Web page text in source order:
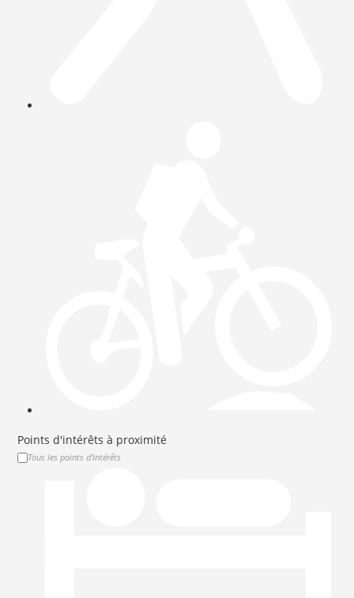
Points d'intérêts à proximité
Tous les points d'intérêts